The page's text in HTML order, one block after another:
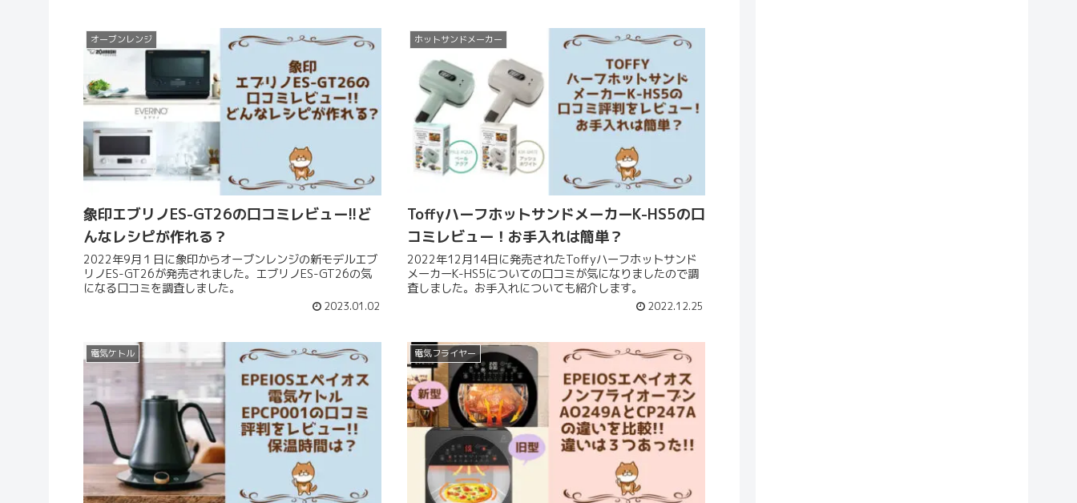
オーブンレンジ
象印エブリノES-GT26の口コミレビュー!!ど
んなレシピが作れる？
2022年9月１日に象印からオーブンレンジの新モデルエブ
リノES-GT26が発売されました。エブリノES-GT26の気
になる口コミを調査しました。
2023.01.02
ホットサンドメーカー
ToffyハーフホットサンドメーカーK-HS5の口
コミレビュー！お手入れは簡単？
2022年12月14日に発売されたToffyハーフホットサンド
メーカーK-HS5についての口コミが気になりましたので調
査しました。お手入れについても紹介します。
2022.12.25
電気ケトル 電気フライヤー